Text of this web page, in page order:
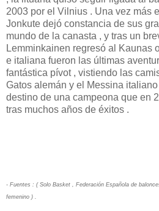
2003 por el Vilnius . Una vez más
Jonkute dejó constancia de sus
mundo de la canasta , y tras un
Lemminkainen regresó al Kaunas
e italiana fueron las últimas
fantástica pívot , vistiendo las
Gatos alemán y el Messina
destino de una campeona que en
tras muchos años de éxitos .
- Fuentes : ( Solo Basket , Federación Española de
femenino ) .